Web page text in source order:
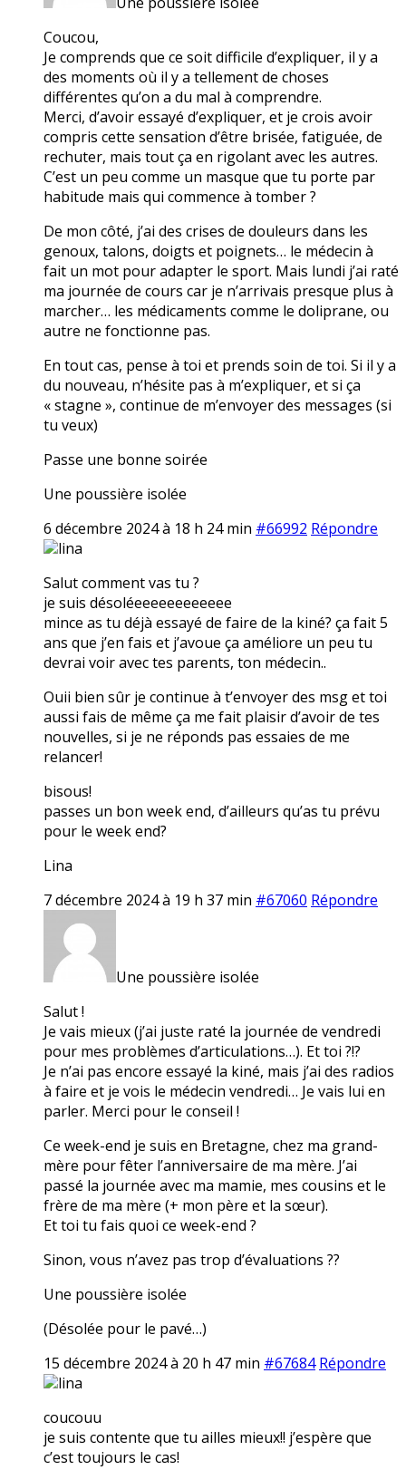
Coucou,
Je comprends que ce soit difficile d’expliquer, il y a
des moments où il y a tellement de choses
différentes qu’on a du mal à comprendre.
Merci, d’avoir essayé d’expliquer, et je crois avoir
compris cette sensation d’être brisée, fatiguée, de
rechuter, mais tout ça en rigolant avec les autres.
C’est un peu comme un masque que tu porte par
habitude mais qui commence à tomber ?
De mon côté, j’ai des crises de douleurs dans les
genoux, talons, doigts et poignets… le médecin à
fait un mot pour adapter le sport. Mais lundi j’ai raté
ma journée de cours car je n’arrivais presque plus à
marcher… les médicaments comme le doliprane, ou
autre ne fonctionne pas.
En tout cas, pense à toi et prends soin de toi. Si il y a
du nouveau, n’hésite pas à m’expliquer, et si ça
« stagne », continue de m’envoyer des messages (si
tu veux)
Passe une bonne soirée
Une poussière isolée
6 décembre 2024 à 18 h 24 min #66992 Répondre
lina
Salut comment vas tu ?
je suis désoléeeeeeeeeeeee
mince as tu déjà essayé de faire de la kiné? ça fait 5
ans que j’en fais et j’avoue ça améliore un peu tu
devrai voir avec tes parents, ton médecin..
Ouii bien sûr je continue à t’envoyer des msg et toi
aussi fais de même ça me fait plaisir d’avoir de tes
nouvelles, si je ne réponds pas essaies de me
relancer!
bisous!
passes un bon week end, d’ailleurs qu’as tu prévu
pour le week end?
Lina
7 décembre 2024 à 19 h 37 min #67060 Répondre
Une poussière isolée
Salut !
Je vais mieux (j’ai juste raté la journée de vendredi
pour mes problèmes d’articulations…). Et toi ?!?
Je n’ai pas encore essayé la kiné, mais j’ai des radios
à faire et je vois le médecin vendredi… Je vais lui en
parler. Merci pour le conseil !
Ce week-end je suis en Bretagne, chez ma grand-
mère pour fêter l’anniversaire de ma mère. J’ai
passé la journée avec ma mamie, mes cousins et le
frère de ma mère (+ mon père et la sœur).
Et toi tu fais quoi ce week-end ?
Sinon, vous n’avez pas trop d’évaluations ??
Une poussière isolée
(Désolée pour le pavé…)
15 décembre 2024 à 20 h 47 min #67684 Répondre
lina
coucouu
je suis contente que tu ailles mieux!! j’espère que
c’est toujours le cas!